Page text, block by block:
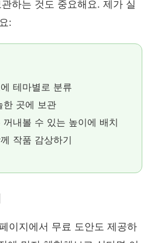
하는 것도 중요해요. 제가 실
:
테마별로 분류
한 곳에 보관
꺼내볼 수 있는 높이에 배치
작품 감상하기
이지에서 무료 도안도 제공하